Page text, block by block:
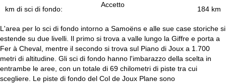
Accetto
p
g
e
184 km
km di sci di fondo:
L'area per lo sci di fondo intorno a Samoëns e alle sue case storiche si
estende su due livelli. Il primo si trova a valle lungo la Giffre e porta a
Fer à Cheval, mentre il secondo si trova sul Piano di Joux a 1.700
metri di altitudine. Gli sci di fondo hanno l'imbarazzo della scelta in
entrambe le aree, con un totale di 69 chilometri di piste tra cui
scegliere. Le piste di fondo del Col de Joux Plane sono